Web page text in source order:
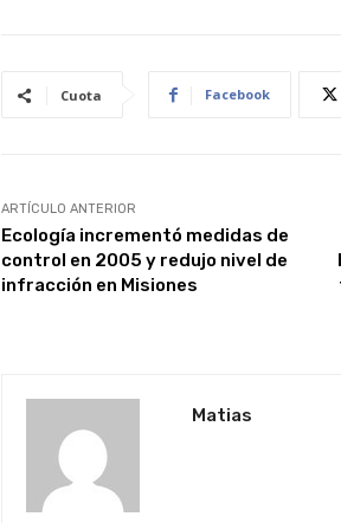
Cuota Facebook
ARTÍCULO ANTERIOR
Ecología incrementó medidas de
control en 2005 y redujo nivel de
infracción en Misiones
Matias